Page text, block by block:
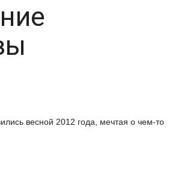
весной 2012 года, мечтая о чем-то